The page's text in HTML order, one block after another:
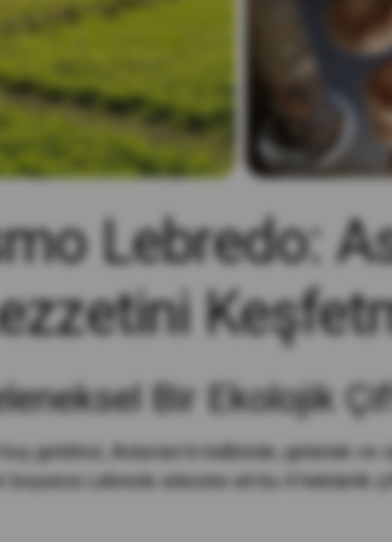
Lebredo:
Bir Ekolojik
hoş geldiniz, Asturias'ın kalbinde, gelenek
Lebredo ailesine ait bu 4 hektarlık